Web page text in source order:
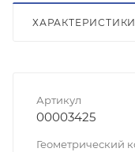
ХАРАКТЕРИСТИКИ
Артикул
00003425
Геометрический